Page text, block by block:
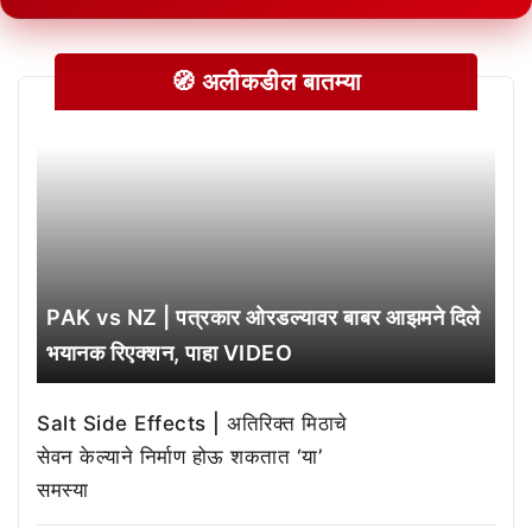
🧭 अलीकडील बातम्या
PAK vs NZ | पत्रकार ओरडल्यावर बाबर आझमने दिले
भयानक रिएक्शन, पाहा VIDEO
Salt Side Effects | अतिरिक्त मिठाचे
सेवन केल्याने निर्माण होऊ शकतात ‘या’
समस्या